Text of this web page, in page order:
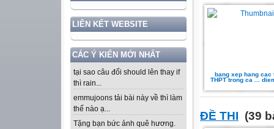
LIÊN KẾT WEBSITE
CÁC Ý KIẾN MỚI NHẤT
tại sao câu đổi should lên thay if
thì rain...
emmujoons tải bài này về thì làm
thế nào ạ...
Tặng bạn bức ảnh quê hương.
bang xep hang cac
THPT trong ca ...
ĐỀ THI (39